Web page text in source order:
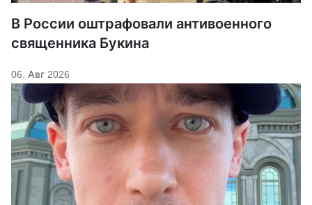
В России оштрафовали антивоенного
священника Букина
06. Авг 2026